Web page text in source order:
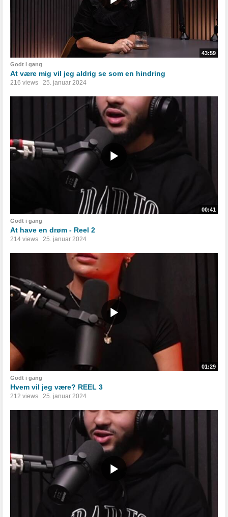
43:59
Godt i gang
At være mig vil jeg aldrig se som en hindring
216 views 25. januar 2024
00:41
Godt i gang
At have en drøm - Reel 2
214 views 25. januar 2024
01:29
Godt i gang
Hvem vil jeg være? REEL 3
212 views 25. januar 2024